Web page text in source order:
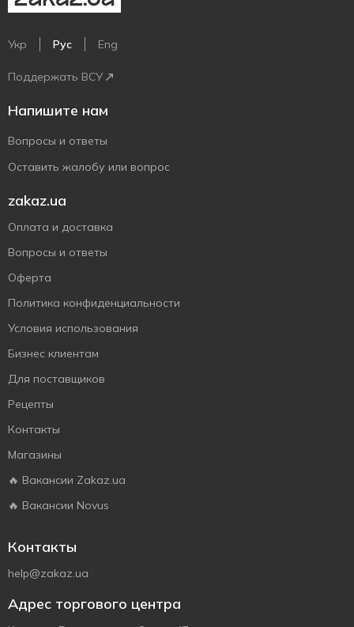
Укр Рус Eng
Поддержать ВСУ
Напишите нам
Вопросы и ответы
Оставить жалобу или вопрос
zakaz.ua
Оплата и доставка
Вопросы и ответы
Оферта
Политика конфиденциальности
Условия использования
Бизнес клиентам
Для поставщиков
Рецепты
Контакты
Магазины
🔥 Вакансии Zakaz.ua
🔥 Вакансии Novus
Контакты
help@zakaz.ua
Адрес торгового центра